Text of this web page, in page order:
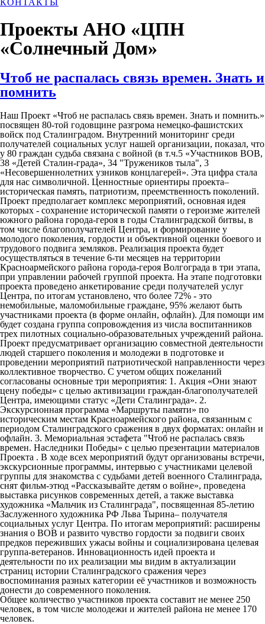
Проекты АНО «ЦПН
«Солнечный Дом»
Чтоб не распалась связь времен. Знать и
помнить
Наш Проект «Чтоб не распалась связь времен. Знать и помнить.»
посвящен 80-той годовщине разгрома немецко-фашистских
войск под Сталинградом. Внутренний мониторинг среди
получателей социальных услуг нашей организации, показал, что
у 80 граждан судьба связана с войной (в т.ч.5 «Участников ВОВ,
38 «Детей Сталин-града», 34 "Тружеников тыла", 3
«Несовершеннолетних узников концлагерей». Эта цифра стала
для нас символичной. Ценностные ориентиры проекта–
историческая память, патриотизм, преемственность поколений.
Проект предполагает комплекс мероприятий, основная идея
которых - сохранение исторической памяти о героизме жителей
южного района города-героя в годы Сталинградской битвы, в
том числе благополучателей Центра, и формирование у
молодого поколения, гордости и объективной оценки боевого и
трудового подвига земляков. Реализация проекта будет
осуществляться в течение 6-ти месяцев на территории
Красноармейского района города-героя Волгограда в три этапа,
при управлении рабочей группой проекта. На этапе подготовки
проекта проведено анкетирование среди получателей услуг
Центра, по итогам установлено, что более 72% - это
немобильные, маломобильные граждане, 95% желают быть
участниками проекта (в форме онлайн, офлайн). Для помощи им
будет создана группа сопровождения из числа воспитанников
трех пилотных социально-образовательных учреждений района.
Проект предусматривает организацию совместной деятельности
людей старшего поколения и молодежи в подготовке и
проведении мероприятий патриотической направленности через
коллективное творчество. С учетом общих пожеланий
согласованы основные три мероприятия: 1. Акция «Они знают
цену победы» с целью активизации граждан-благополучателей
Центра, имеющими статус «Дети Сталинграда». 2.
Экскурсионная программа «Маршруты памяти» по
историческим местам Красноармейского района, связанным с
периодом Сталинградского сражения в двух форматах: онлайн и
офлайн. 3. Мемориальная эстафета "Чтоб не распалась связь
времен. Наследники Победы» с целью презентации материалов
Проекта . В ходе всех мероприятий будут организованы встречи,
экскурсионные программы, интервью с участниками целевой
группы для знакомства с судьбами детей военного Сталинграда,
снят фильм-этюд «Рассказывайте детям о войне», проведена
выставка рисунков современных детей, а также выставка
художника «Мальчик из Сталинграда", посвященная 85-летию
Заслуженного художника РФ Льва Тырина– получателя
социальных услуг Центра. По итогам мероприятий: расширены
знания о ВОВ и развито чувство гордости за подвиги своих
предков переживших ужасы войны и социализирована целевая
группа-ветеранов. Инновационность идей проекта и
деятельности по их реализации мы видим в актуализации
страниц истории Сталинградского сражения через
воспоминания разных категории её участников и возможность
донести до современного поколения.
Общее количество участников проекта составит не менее 250
человек, в том числе молодежи и жителей района не менее 170
человек.